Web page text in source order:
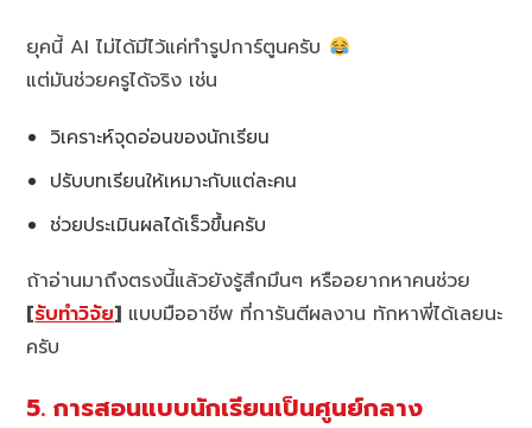
ยุคนี้ AI ไม่ได้มีไว้แค่ทำรูปการ์ตูนครับ
แต่มันช่วยครูได้จริง เช่น
วิเคราะห์จุดอ่อนของนักเรียน
ปรับบทเรียนให้เหมาะกับแต่ละคน
ช่วยประเมินผลได้เร็วขึ้นครับ
ถ้าอ่านมาถึงตรงนี้แล้วยังรู้สึกมึนๆ หรืออยากหาคนช่วย
[รับทำวิจัย] แบบมืออาชีพ ที่การันตีผลงาน ทักหาพี่ได้เลยนะ
ครับ
5. การสอนแบบนักเรียนเป็นศูนย์กลาง